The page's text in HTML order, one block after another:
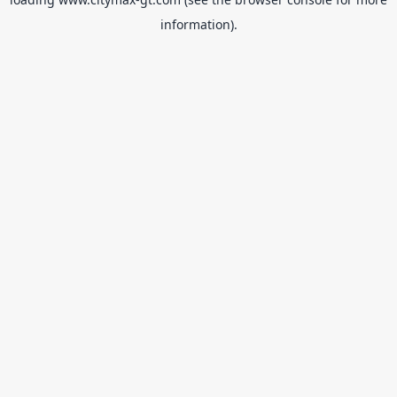
information).